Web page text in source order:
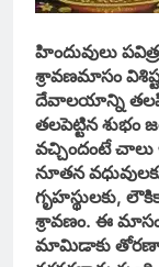
హిందువులు
శ్రావణమాసం
దేవాలయాన్ని
తలపెట్టిన శుభం
వచ్చిందంటే చాలు
నూతన
గృహస్థులకు,
శ్రావణం. ఈ
మామిడాకు